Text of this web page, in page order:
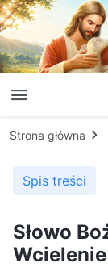
Strona główna
Spis treści
Słowo